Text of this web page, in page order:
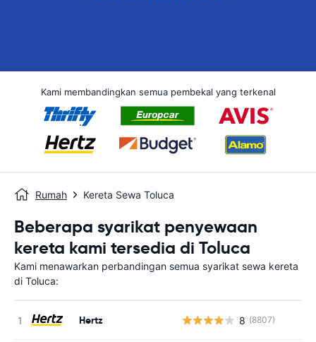
Kami membandingkan semua pembekal yang terkenal
Rumah Kereta Sewa Toluca
Beberapa syarikat penyewaan
kereta kami tersedia di Toluca
Kami menawarkan perbandingan semua syarikat sewa kereta
di Toluca:
Hertz 8 (8807)